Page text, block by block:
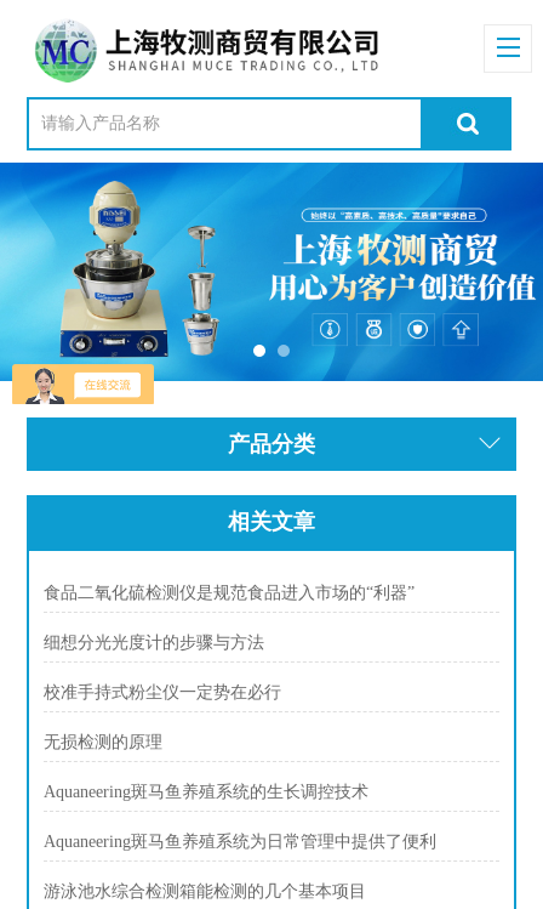
产品分类
相关文章
食品二氧化硫检测仪是规范食品进入市场的“利器”
细想分光光度计的步骤与方法
校准手持式粉尘仪一定势在必行
无损检测的原理
Aquaneering斑马鱼养殖系统的生长调控技术
Aquaneering斑马鱼养殖系统为日常管理中提供了便利
游泳池水综合检测箱能检测的几个基本项目